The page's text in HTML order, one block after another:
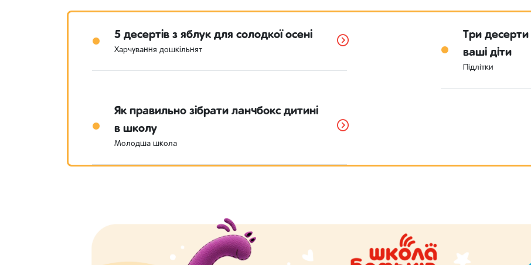
5 десертів з яблук для солодкої осені
Харчування дошкільнят
Три десерти
ваші діти
Підлітки
Як правильно зібрати ланчбокс дитині
в школу
Молодша школа